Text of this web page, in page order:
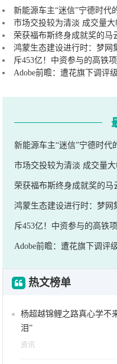
新能源车主“迷信”宁德时代
市场交投较为清淡 成交量
荣获福布斯终身成就奖的马
鸿蒙生态建设进行时：梦网
斥453亿！中资参与的高铁
Adobe前瞻：遭花旗下调评
新能源车主“迷信”宁德时代
市场交投较为清淡 成交量
荣获福布斯终身成就奖的马
鸿蒙生态建设进行时：梦网
斥453亿！中资参与的高铁
Adobe前瞻：遭花旗下调评
热文榜单
杨超越锦鲤之路真心学不
泪”
资讯